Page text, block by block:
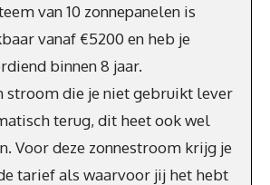
van 10 zonnepanelen is
vanaf €5200 en heb je
binnen 8 jaar.
stroom die je niet gebruikt lever
terug, dit heet ook wel
Voor deze zonnestroom krijg je
tarief als waarvoor jij het hebt